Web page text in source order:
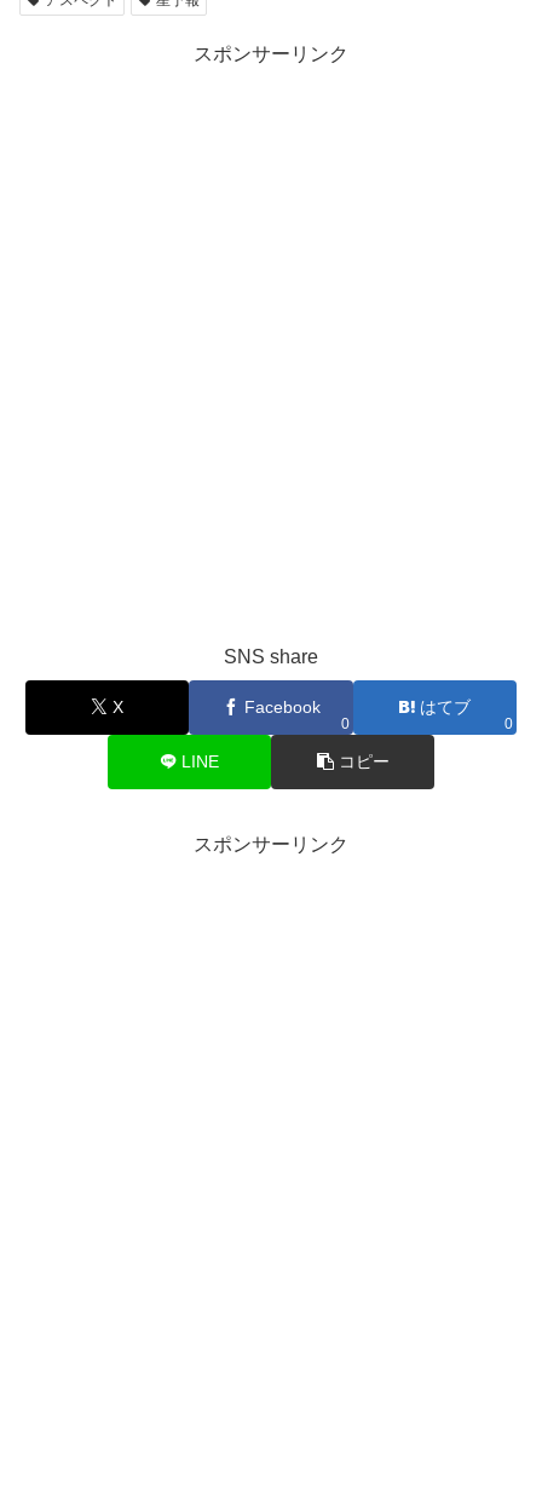
スポンサーリンク
SNS share
X Facebook
0
はてブ
0
LINE コピー
スポンサーリンク